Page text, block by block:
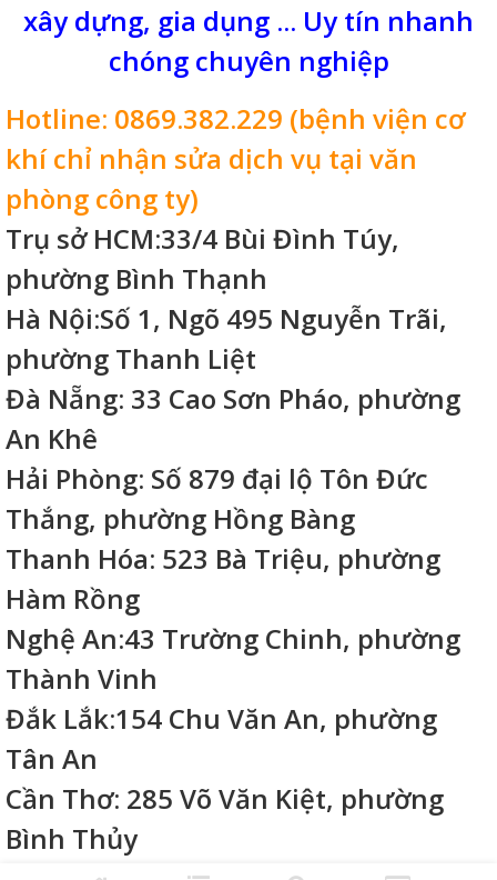
xây dựng, gia dụng ... Uy tín nhanh
chóng chuyên nghiệp
Hotline: 0869.382.229 (bệnh viện cơ
khí chỉ nhận sửa dịch vụ tại văn
phòng công ty)
Trụ sở HCM:33/4 Bùi Đình Túy,
phường Bình Thạnh
Hà Nội:Số 1, Ngõ 495 Nguyễn Trãi,
phường Thanh Liệt
Đà Nẵng: 33 Cao Sơn Pháo, phường
An Khê
Hải Phòng: Số 879 đại lộ Tôn Đức
Thắng, phường Hồng Bàng
Thanh Hóa: 523 Bà Triệu, phường
Hàm Rồng
Nghệ An:43 Trường Chinh, phường
Thành Vinh
Đắk Lắk:154 Chu Văn An, phường
Tân An
Cần Thơ: 285 Võ Văn Kiệt, phường
Bình Thủy